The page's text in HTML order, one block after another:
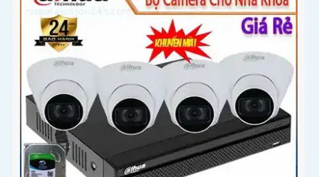
mà còn...